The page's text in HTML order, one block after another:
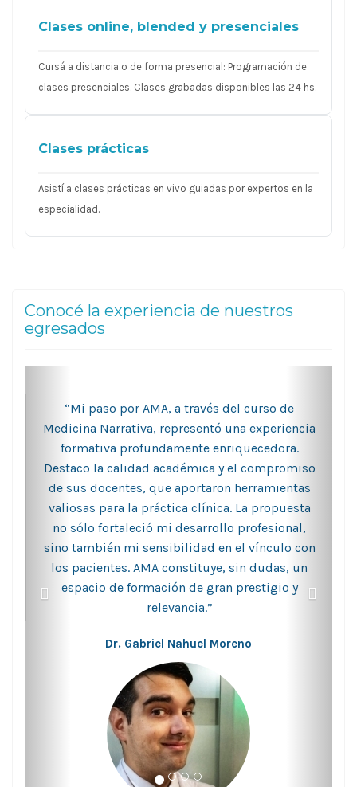
Clases online, blended y presenciales
Cursá a distancia o de forma presencial: Programación de
clases presenciales. Clases grabadas disponibles las 24 hs.
Clases prácticas
Asistí a clases prácticas en vivo guiadas por expertos en la
especialidad.
Conocé la experiencia de nuestros
egresados
“Mi paso por AMA, a través del curso de
Medicina Narrativa, representó una experiencia
formativa profundamente enriquecedora.
Destaco la calidad académica y el compromiso
de sus docentes, que aportaron herramientas
valiosas para la práctica clínica. La propuesta
no sólo fortaleció mi desarrollo profesional,
sino también mi sensibilidad en el vínculo con
los pacientes. AMA constituye, sin dudas, un
espacio de formación de gran prestigio y
relevancia.”
Dr. Gabriel Nahuel Moreno